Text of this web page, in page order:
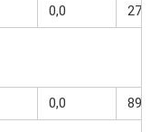
0,0 279
0,0 897